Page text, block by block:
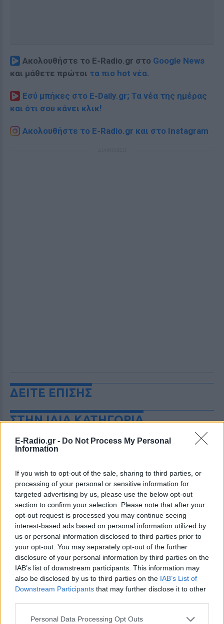
E-Radio.gr - Do Not Process My Personal
Information
If you wish to opt-out of the sale, sharing to third parties, or
processing of your personal or sensitive information for
targeted advertising by us, please use the below opt-out
section to confirm your selection. Please note that after your
opt-out request is processed you may continue seeing
interest-based ads based on personal information utilized by
us or personal information disclosed to third parties prior to
your opt-out. You may separately opt-out of the further
disclosure of your personal information by third parties on the
IAB’s list of downstream participants. This information may
also be disclosed by us to third parties on the IAB’s List of
Downstream Participants that may further disclose it to other
Personal Data Processing Opt Outs
Ακολουθήστε το E-Radio.gr στο Google News
και μάθετε πρώτοι τα πιο hot νέα.
Εσύ μπήκες στο E-Daily.gr; Τα νέα της ημέρας
και ότι σου κάνει κλικ!
Ακολουθήστε το E-Radio.gr και στο Instagram
ΔΕΙΤΕ ΕΠΙΣΗΣ
ΣΤΗΝ ΙΔΙΑ ΚΑΤΗΓΟΡΙΑ
Charlize Theron: Η «Καλυψώ»
εκείνη
ΣΉΜΕΡΑ
Από το Όσκαρ για το Monster μέχρι τη
μυθική Καλυψώ στην «Οδύσσεια» του
Νόλαν - η Νοτιοαφρικανή σταρ γιορτάζει
51 χρόνια ζωής και μια καριέρα χωρίς
στερεότυπα.
Λαγοκέφαλος στη θάλασσα: Τι
πρέπει να κάνετε αν τον δείτε ‑
Οι συμβουλές της Μαρίνας
Βερνίκου
ΣΉΜΕΡΑ
Η Μαρίνα Βερνίκου εξηγεί τι οφείλουν να
αντιμέτωποι με το ψάρι που έχει γίνει το